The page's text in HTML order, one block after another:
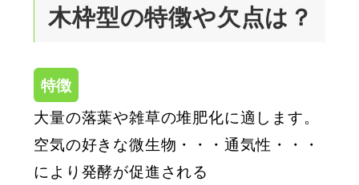
木枠型の特徴や欠点は？
特徴
大量の落葉や雑草の堆肥化に適します。
空気の好きな微生物・・・通気性・・・
により発酵が促進される